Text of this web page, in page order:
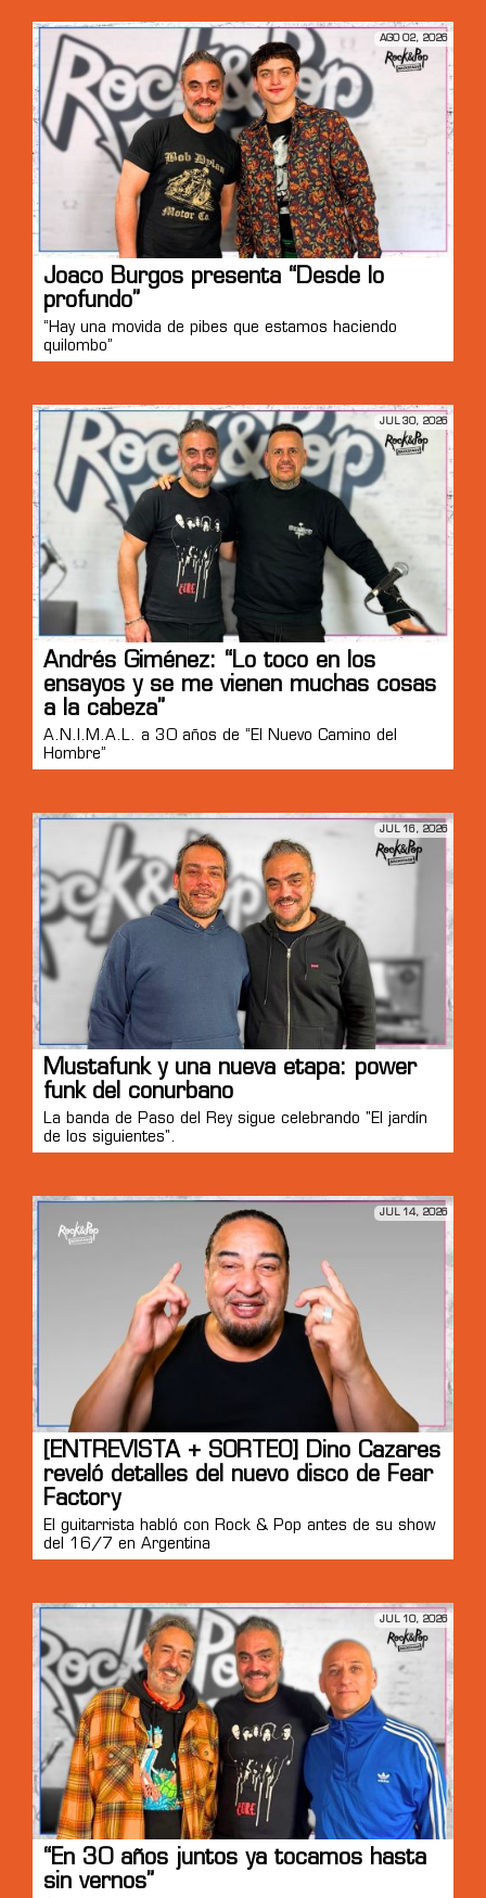
AGO 02, 2026
Joaco Burgos presenta “Desde lo
profundo”
“Hay una movida de pibes que estamos haciendo
quilombo”
JUL 30, 2026
Andrés Giménez: “Lo toco en los
ensayos y se me vienen muchas cosas
a la cabeza”
A.N.I.M.A.L. a 30 años de “El Nuevo Camino del
Hombre”
JUL 16, 2026
Mustafunk y una nueva etapa: power
funk del conurbano
La banda de Paso del Rey sigue celebrando "El jardín
de los siguientes".
JUL 14, 2026
[ENTREVISTA + SORTEO] Dino Cazares
reveló detalles del nuevo disco de Fear
Factory
El guitarrista habló con Rock & Pop antes de su show
del 16/7 en Argentina
JUL 10, 2026
“En 30 años juntos ya tocamos hasta
sin vernos”